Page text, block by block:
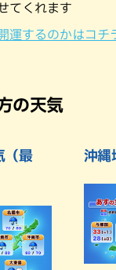
てくれます
運するのかはコチ
の天気
（最
沖縄